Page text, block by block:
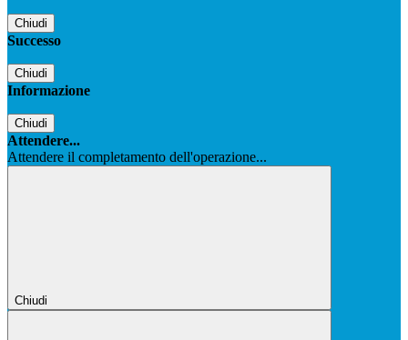
Chiudi
Successo
Chiudi
Informazione
Chiudi
Attendere...
Attendere il completamento dell'operazione...
Chiudi